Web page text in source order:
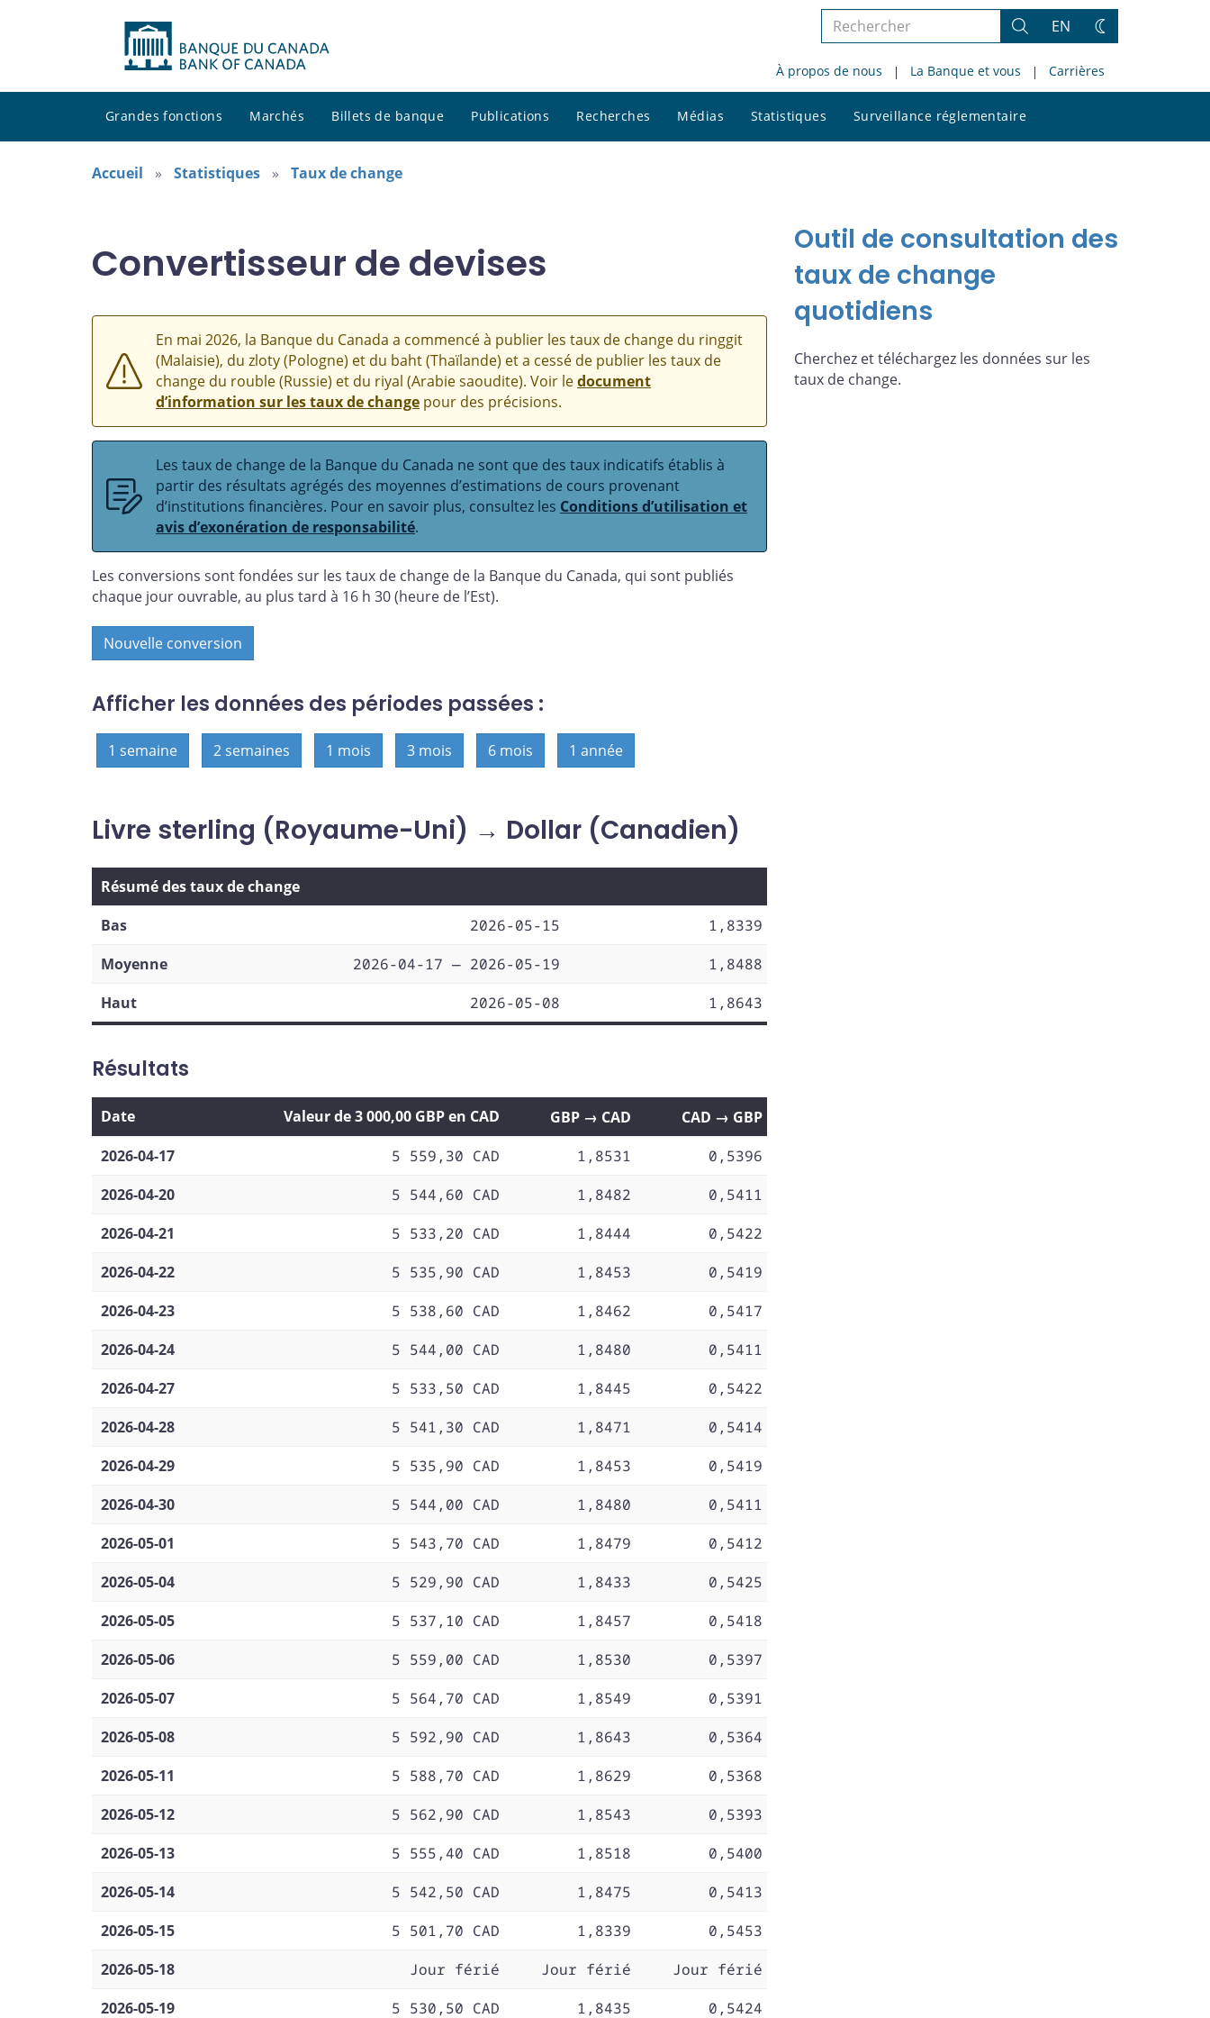
Rechercher
le
site
Rechercher
EN
Changez
thème
À propos de nous La Banque et vous Carrières
Grandes fonctions Marchés Billets de banque Publications Recherches Médias Statistiques Surveillance réglementaire
le
Accueil Statistiques Taux de change
Convertisseur de devises
En mai 2026, la Banque du Canada a commencé à publier les taux de change du ringgit
(Malaisie), du zloty (Pologne) et du baht (Thaïlande) et a cessé de publier les taux de
change du rouble (Russie) et du riyal (Arabie saoudite). Voir ledocument
d’information sur les taux de change pour des précisions.
Les taux de change de la Banque du Canada ne sont que des taux indicatifs établis à
partir des résultats agrégés des moyennes d’estimations de cours provenant
d’institutions financières. Pour en savoir plus, consultez les Conditions d’utilisation et
avis d’exonération de responsabilité.
Les conversions sont fondées sur les taux de change de la Banque du Canada, qui sont publiés
chaque jour ouvrable, au plus tard à 16 h 30 (heure de l’Est).
Nouvelle conversion
Afficher les données des périodes passées :
1 semaine 2 semaines 1 mois 3 mois 6 mois 1 année
Livre sterling (Royaume-Uni) → Dollar (Canadien)
Résumé des taux de change
Bas
2026-05-15
1,8339
Moyenne
2026-04-17 — 2026-05-19
1,8488
Haut
2026-05-08 1,8643
Résultats
Date Valeur de 3 000,00 GBP en CAD GBP → CAD
CAD → GBP
2026-04-17
5 559,30 CAD 1,8531
0,5396
2026-04-20
5 544,60 CAD 1,8482
0,5411
2026-04-21
5 533,20 CAD 1,8444
0,5422
2026-04-22
5 535,90 CAD 1,8453
0,5419
2026-04-23
5 538,60 CAD 1,8462
0,5417
2026-04-24
5 544,00 CAD 1,8480
0,5411
2026-04-27
5 533,50 CAD 1,8445
0,5422
2026-04-28
5 541,30 CAD 1,8471
0,5414
2026-04-29
5 535,90 CAD 1,8453
0,5419
2026-04-30
5 544,00 CAD 1,8480
0,5411
2026-05-01
5 543,70 CAD 1,8479
0,5412
2026-05-04
5 529,90 CAD 1,8433
0,5425
2026-05-05
5 537,10 CAD 1,8457
0,5418
2026-05-06
5 559,00 CAD 1,8530
0,5397
2026-05-07
5 564,70 CAD 1,8549
0,5391
2026-05-08
5 592,90 CAD 1,8643
0,5364
2026-05-11
5 588,70 CAD 1,8629
0,5368
2026-05-12
5 562,90 CAD 1,8543
0,5393
2026-05-13
5 555,40 CAD 1,8518
0,5400
2026-05-14
5 542,50 CAD 1,8475
0,5413
2026-05-15
5 501,70 CAD 1,8339
0,5453
2026-05-18
Jour férié Jour férié
Jour férié
2026-05-19
5 530,50 CAD 1,8435 0,5424
Outil de consultation des
taux de change
quotidiens
Cherchez et téléchargez les données sur les
taux de change.